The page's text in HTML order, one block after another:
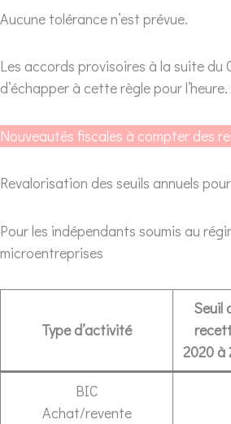
Aucune tolérance n’est prévue.
Les accords provisoires à la suite du
d’échapper à cette règle pour
Nouveautés fiscales à compter des
Revalorisation des seuils annuels
Pour les indépendants soumis au
microentreprises
Type d’activité
Seuil
2020 à
BIC
Achat/revente